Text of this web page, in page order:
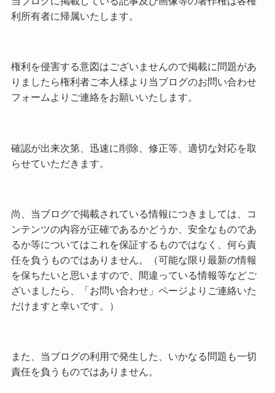
利所有者に帰属いたします。
権利を侵害する意図はございませんので掲載に問題があ
りましたら権利者ご本人様より当ブログのお問い合わせ
フォームよりご連絡をお願いいたします。
確認が出来次第、迅速に削除、修正等、適切な対応を取
らせていただきます。
尚、当ブログで掲載されている情報につきましては、コ
ンテンツの内容が正確であるかどうか、安全なものであ
るか等についてはこれを保証するものではなく、何ら責
任を負うものではありません。（可能な限り最新の情報
を保ちたいと思いますので、間違っている情報等などご
ざいましたら、「お問い合わせ」ページよりご連絡いた
だけますと幸いです。）
また、当ブログの利用で発生した、いかなる問題も一切
責任を負うものではありません。